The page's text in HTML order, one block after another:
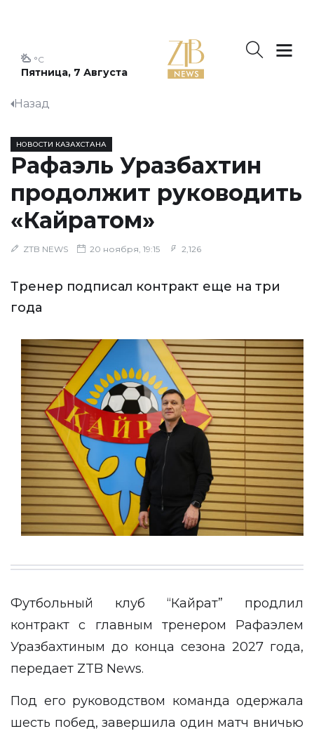
Пятница, 7 Августа
°C
Назад
НОВОСТИ КАЗАХСТАНА
Рафаэль Уразбахтин
продолжит руководить
«Кайратом»
ZTB NEWS 20 ноября, 19:15 2,126
Тренер подписал контракт еще на три
года
Футбольный клуб “Кайрат” продлил
контракт с главным тренером Рафаэлем
Уразбахтиным до конца сезона 2027 года,
передает ZTB News.
Под его руководством команда одержала
шесть побед, завершила один матч вничью